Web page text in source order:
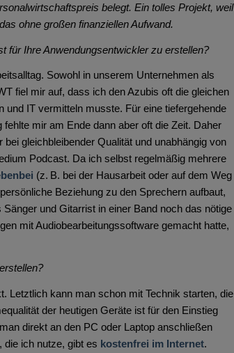
belegt. Ein tolles Projekt, weil
ohne großen finanziellen Aufwand.
für Ihre Anwendungsentwickler zu erstellen?
Sowohl in unserem Unternehmen als
fiel mir auf, dass ich den Azubis oft die gleichen
und IT vermitteln musste. Für eine tiefergehende
mir am Ende dann aber oft die Zeit. Daher
gleichbleibender Qualität und unabhängig von
Podcast. Da ich selbst regelmäßig mehrere
(z. B. bei der Hausarbeit oder auf dem Weg
Beziehung zu den Sprechern aufbaut,
und Gitarrist in einer Band noch das nötige
mit Audiobearbeitungssoftware gemacht hatte,
Letztlich kann man schon mit Technik starten, die
der heutigen Geräte ist für den Einstieg
direkt an den PC oder Laptop anschließen
die ich nutze, gibt es kostenfrei im Internet.